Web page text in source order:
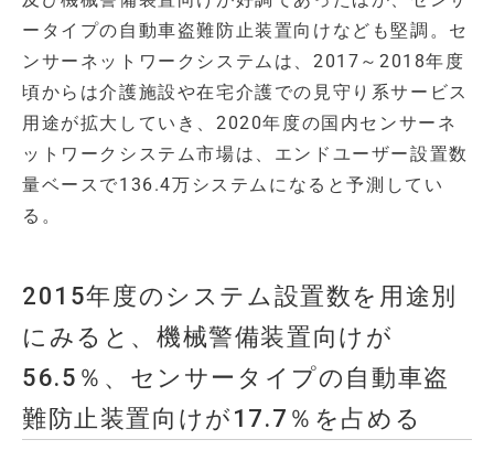
ータイプの自動車盗難防止装置向けなども堅調。セ
ンサーネットワークシステムは、2017～2018年度
頃からは介護施設や在宅介護での見守り系サービス
用途が拡大していき、2020年度の国内センサーネ
ットワークシステム市場は、エンドユーザー設置数
量ベースで136.4万システムになると予測してい
る。
2015年度のシステム設置数を用途別
にみると、機械警備装置向けが
56.5％、センサータイプの自動車盗
難防止装置向けが17.7％を占める